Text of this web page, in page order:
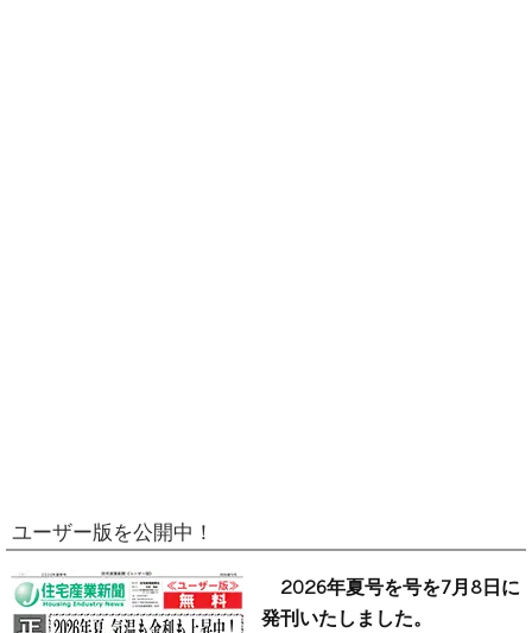
ユーザー版を公開中！
2026年夏号を号を7月8日に
発刊いたしました。